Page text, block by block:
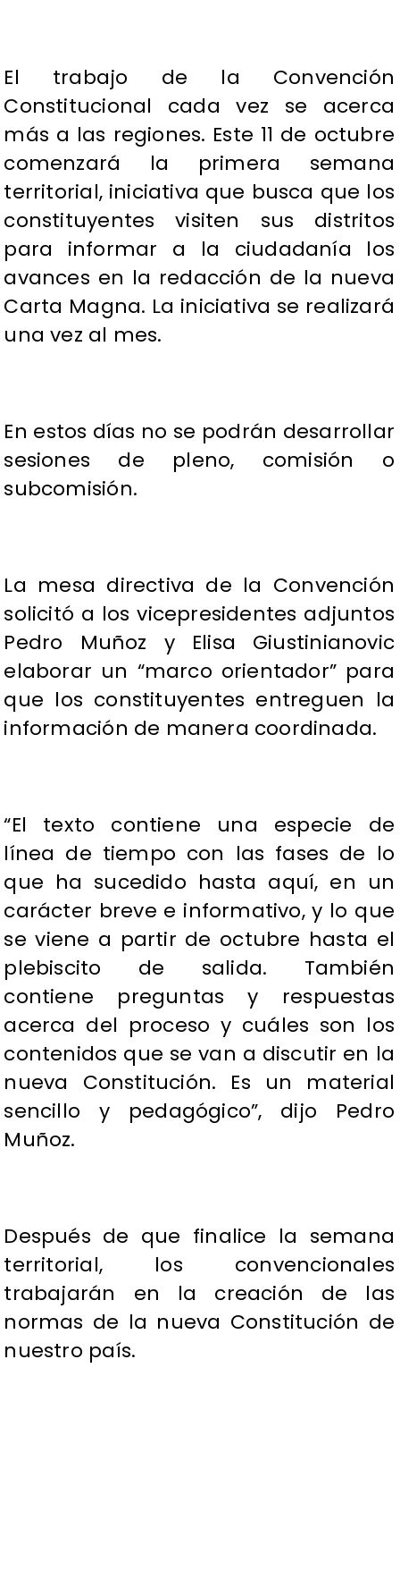
El trabajo de la Convención
Constitucional cada vez se acerca
más a las regiones. Este 11 de octubre
comenzará la primera semana
territorial, iniciativa que busca que los
constituyentes visiten sus distritos
para informar a la ciudadanía los
avances en la redacción de la nueva
Carta Magna. La iniciativa se realizará
una vez al mes.
En estos días no se podrán desarrollar
sesiones de pleno, comisión o
subcomisión.
La mesa directiva de la Convención
solicitó a los vicepresidentes adjuntos
Pedro Muñoz y Elisa Giustinianovic
elaborar un “marco orientador” para
que los constituyentes entreguen la
información de manera coordinada.
“El texto contiene una especie de
línea de tiempo con las fases de lo
que ha sucedido hasta aquí, en un
carácter breve e informativo, y lo que
se viene a partir de octubre hasta el
plebiscito de salida. También
contiene preguntas y respuestas
acerca del proceso y cuáles son los
contenidos que se van a discutir en la
nueva Constitución. Es un material
sencillo y pedagógico”, dijo Pedro
Muñoz.
Después de que finalice la semana
territorial, los convencionales
trabajarán en la creación de las
normas de la nueva Constitución de
nuestro país.